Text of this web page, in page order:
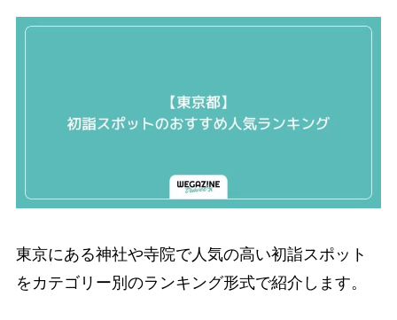
東京にある神社や寺院で人気の高い初詣スポット
をカテゴリー別のランキング形式で紹介します。